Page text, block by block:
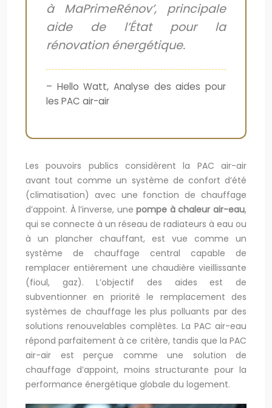
à MaPrimeRénov’, principale
aide de l’État pour la
rénovation énergétique.
– Hello Watt, Analyse des aides pour
les PAC air-air
Les pouvoirs publics considèrent la PAC air-air
avant tout comme un système de confort d’été
(climatisation) avec une fonction de chauffage
d’appoint. À l’inverse, unepompe à chaleur air-eau,
qui se connecte à un réseau de radiateurs à eau ou
à un plancher chauffant, est vue comme un
système de chauffage central capable de
remplacer entièrement une chaudière vieillissante
(fioul, gaz). L’objectif des aides est de
subventionner en priorité le remplacement des
systèmes de chauffage les plus polluants par des
solutions renouvelables complètes. La PAC air-eau
répond parfaitement à ce critère, tandis que la PAC
air-air est perçue comme une solution de
chauffage d’appoint, moins structurante pour la
performance énergétique globale du logement.